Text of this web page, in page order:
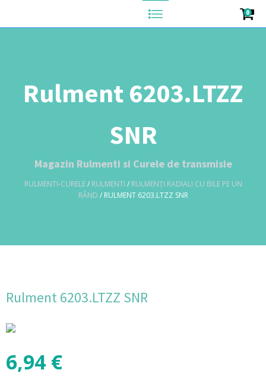
0
Rulment 6203.LTZZ
SNR
Magazin Rulmenti si Curele de transmisie
RULMENTI-CURELE/ RULMENTI / RULMENȚI RADIALI CU BILE PE UN
RÂND / RULMENT 6203.LTZZ SNR
Rulment 6203.LTZZ SNR
6,94 €